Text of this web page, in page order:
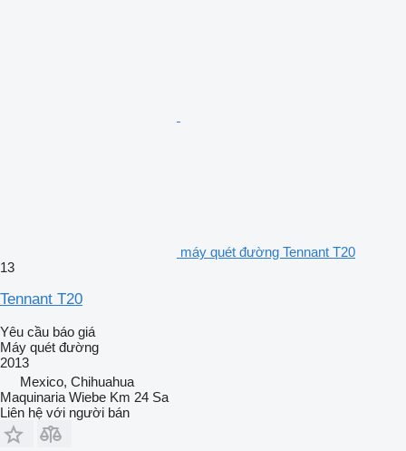
máy quét đường Tennant T20
13
Tennant T20
Yêu cầu báo giá
Máy quét đường
2013
Mexico, Chihuahua
Maquinaria Wiebe Km 24 Sa
Liên hệ với người bán